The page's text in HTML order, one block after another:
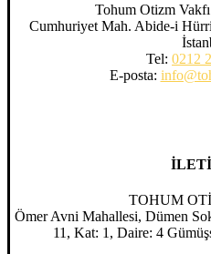
Tohum Otizm
Cumhuriyet Mah. Abide-i
Tel: 0212
E-posta:
TOHUM
Ömer Avni Mahallesi, Dümen
11, Kat: 1, Daire: 4